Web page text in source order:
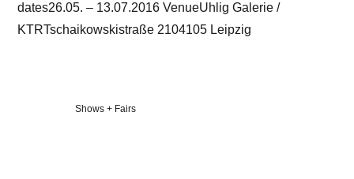
dates26.05. – 13.07.2016 VenueUhlig Galerie /
KTRTschaikowskistraße 2104105 Leipzig
Veröffentlicht
Shows + Fairs